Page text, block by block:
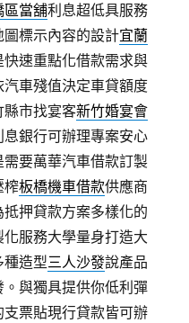
區當舖利息超低具服務
標示內容的設計宜蘭
速重點化借款需求與
汽車殘值決定車貸額度
縣市找宴客新竹婚宴會
銀行可辦理專案安心
需要萬華汽車借款訂製
榨板橋機車借款供應商
押貸款方案多樣化的
化服務大學量身打造大
種造型三人沙發說產品
與獨具提供你低利彈
票貼現行貸款皆可辦